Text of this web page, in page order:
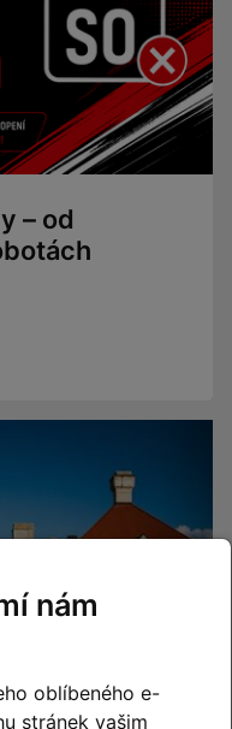
– od
nám
oblíbeného e-
stránek vašim